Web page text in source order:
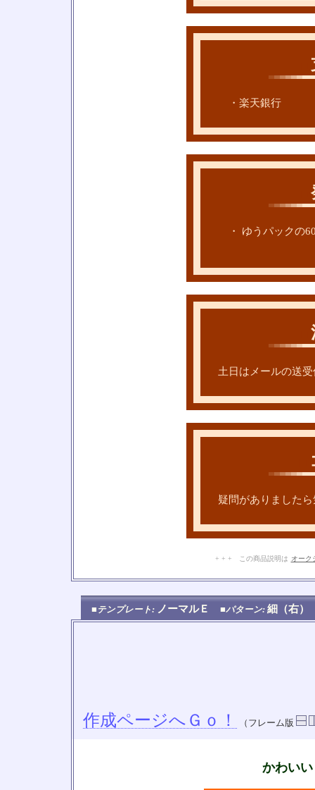
・楽天銀行
・ ゆうパックの
土日はメールの送
疑問がありました
+ + + この商品説明は オーク
■テンプレート: ノーマルＥ ■パターン: 細（右
作成ページへＧｏ！ （フレーム版
かわい